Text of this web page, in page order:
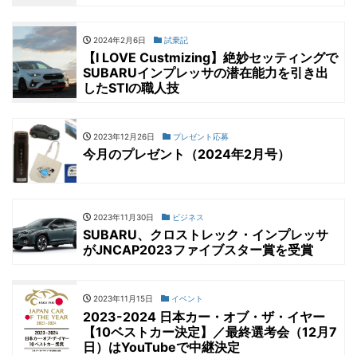
2024年2月6日 試乗記
【I LOVE Custmizing】絶妙セッティングで
SUBARUインプレッサの潜在能力を引き出
したSTIの職人技
2023年12月26日 プレゼント応募
今月のプレゼント（2024年2月号）
2023年11月30日 ビジネス
SUBARU、クロストレック・インプレッサ
がJNCAP2023ファイブスター賞を受賞
2023年11月15日 イベント
2023-2024 日本カー・オブ・ザ・イヤー
【10ベストカー決定】／最終選考会（12月7
日）はYouTubeで中継決定